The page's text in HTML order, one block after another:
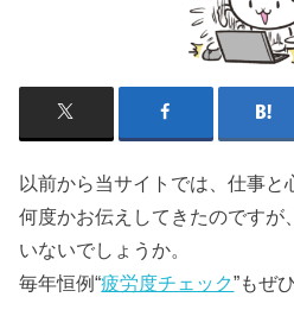
以前から当サイトでは、仕事と
何度かお伝えしてきたのですが
いないでしょうか。
毎年恒例“疲労度チェック”もぜ